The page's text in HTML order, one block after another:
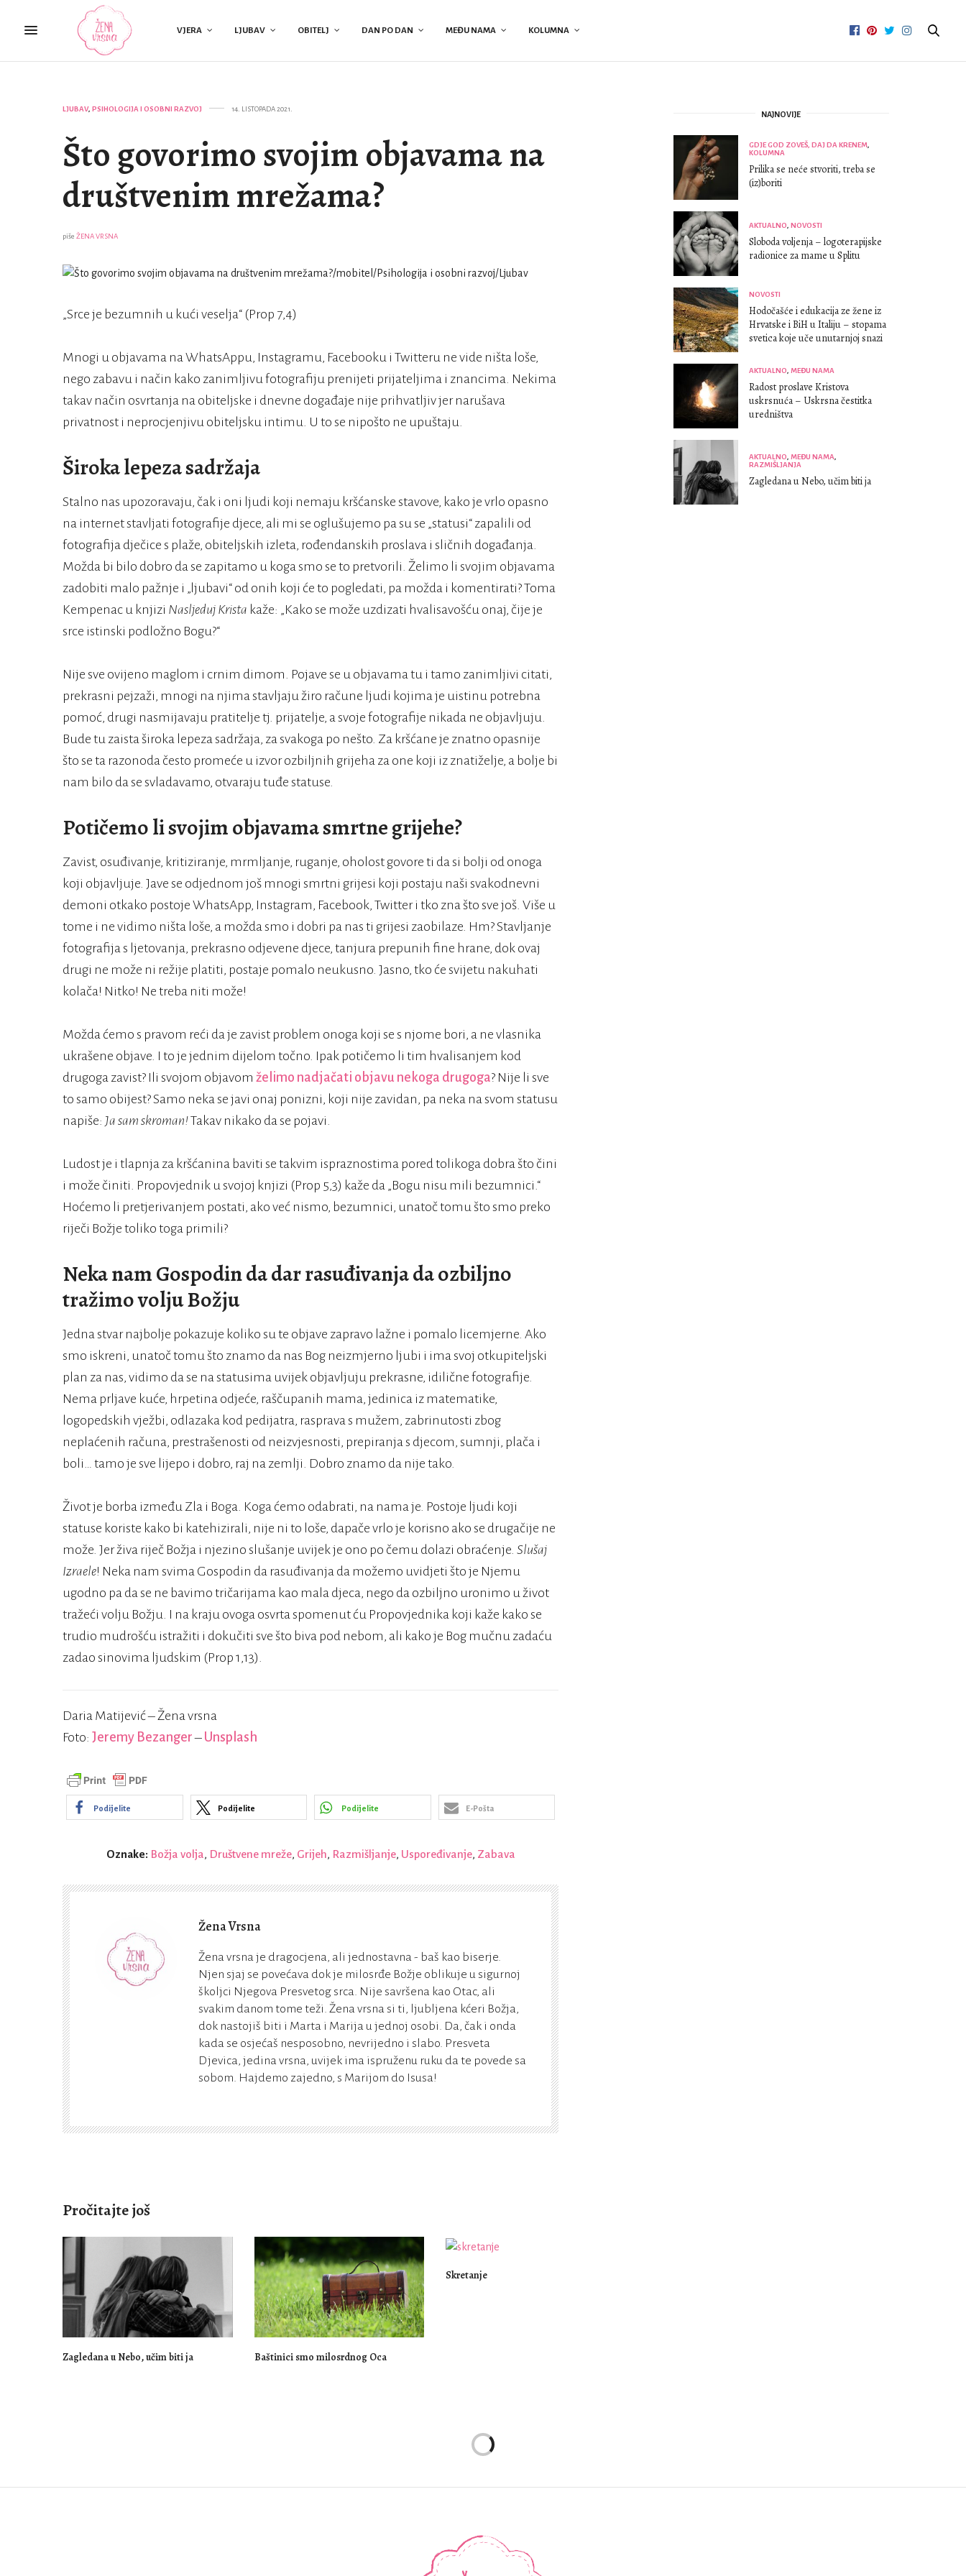
VJERA LJUBAV OBITELJ DAN PO DAN MEĐU NAMA KOLUMNA
LJUBAV, PSIHOLOGIJA I OSOBNI RAZVOJ 14. LISTOPADA 2021.
Što govorimo svojim objavama na
društvenim mrežama?
piše ŽENA VRSNA
„Srce je bezumnih u kući veselja“ (Prop 7,4)
Mnogi u objavama na WhatsAppu, Instagramu, Facebooku i Twitteru ne vide ništa loše,
nego zabavu i način kako zanimljivu fotografiju prenijeti prijateljima i znancima. Nekima
takav način osvrtanja na obiteljske i dnevne događaje nije prihvatljiv jer narušava
privatnost i neprocjenjivu obiteljsku intimu. U to se nipošto ne upuštaju.
Široka lepeza sadržaja
Stalno nas upozoravaju, čak i oni ljudi koji nemaju kršćanske stavove, kako je vrlo opasno
na internet stavljati fotografije djece, ali mi se oglušujemo pa su se „statusi“ zapalili od
fotografija dječice s plaže, obiteljskih izleta, rođendanskih proslava i sličnih događanja.
Možda bi bilo dobro da se zapitamo u koga smo se to pretvorili. Želimo li svojim objavama
zadobiti malo pažnje i „ljubavi“ od onih koji će to pogledati, pa možda i komentirati? Toma
Kempenac u knjizi Nasljeduj Krista kaže: „Kako se može uzdizati hvalisavošću onaj, čije je
srce istinski podložno Bogu?“
Nije sve ovijeno maglom i crnim dimom. Pojave se u objavama tu i tamo zanimljivi citati,
prekrasni pejzaži, mnogi na njima stavljaju žiro račune ljudi kojima je uistinu potrebna
pomoć, drugi nasmijavaju pratitelje tj. prijatelje, a svoje fotografije nikada ne objavljuju.
Bude tu zaista široka lepeza sadržaja, za svakoga po nešto. Za kršćane je znatno opasnije
što se ta razonoda često promeće u izvor ozbiljnih grijeha za one koji iz znatiželje, a bolje bi
nam bilo da se svladavamo, otvaraju tuđe statuse.
Potičemo li svojim objavama smrtne grijehe?
Zavist, osuđivanje, kritiziranje, mrmljanje, ruganje, oholost govore ti da si bolji od onoga
koji objavljuje. Jave se odjednom još mnogi smrtni grijesi koji postaju naši svakodnevni
demoni otkako postoje WhatsApp, Instagram, Facebook, Twitter i tko zna što sve još. Više u
tome i ne vidimo ništa loše, a možda smo i dobri pa nas ti grijesi zaobilaze. Hm? Stavljanje
fotografija s ljetovanja, prekrasno odjevene djece, tanjura prepunih fine hrane, dok ovaj
drugi ne može ni režije platiti, postaje pomalo neukusno. Jasno, tko će svijetu nakuhati
kolača! Nitko! Ne treba niti može!
Možda ćemo s pravom reći da je zavist problem onoga koji se s njome bori, a ne vlasnika
ukrašene objave. I to je jednim dijelom točno. Ipak potičemo li tim hvalisanjem kod
drugoga zavist? Ili svojom objavom želimo nadjačati objavu nekoga drugoga? Nije li sve
to samo obijest? Samo neka se javi onaj ponizni, koji nije zavidan, pa neka na svom statusu
napiše: Ja sam skroman!Takav nikako da se pojavi.
Ludost je i tlapnja za kršćanina baviti se takvim ispraznostima pored tolikoga dobra što čini
i može činiti. Propovjednik u svojoj knjizi (Prop 5,3) kaže da „Bogu nisu mili bezumnici.“
Hoćemo li pretjerivanjem postati, ako već nismo, bezumnici, unatoč tomu što smo preko
riječi Božje toliko toga primili?
Neka nam Gospodin da dar rasuđivanja da ozbiljno
tražimo volju Božju
Jedna stvar najbolje pokazuje koliko su te objave zapravo lažne i pomalo licemjerne. Ako
smo iskreni, unatoč tomu što znamo da nas Bog neizmjerno ljubi i ima svoj otkupiteljski
plan za nas, vidimo da se na statusima uvijek objavljuju prekrasne, idilične fotografije.
Nema prljave kuće, hrpetina odjeće, raščupanih mama, jedinica iz matematike,
logopedskih vježbi, odlazaka kod pedijatra, rasprava s mužem, zabrinutosti zbog
neplaćenih računa, prestrašenosti od neizvjesnosti, prepiranja s djecom, sumnji, plača i
boli… tamo je sve lijepo i dobro, raj na zemlji. Dobro znamo da nije tako.
Život je borba između Zla i Boga. Koga ćemo odabrati, na nama je. Postoje ljudi koji
statuse koriste kako bi katehizirali, nije ni to loše, dapače vrlo je korisno ako se drugačije ne
može. Jer živa riječ Božja i njezino slušanje uvijek je ono po čemu dolazi obraćenje. Slušaj
Izraele! Neka nam svima Gospodin da rasuđivanja da možemo uvidjeti što je Njemu
ugodno pa da se ne bavimo tričarijama kao mala djeca, nego da ozbiljno uronimo u život
tražeći volju Božju. I na kraju ovoga osvrta spomenut ću Propovjednika koji kaže kako se
trudio mudrošću istražiti i dokučiti sve što biva pod nebom, ali kako je Bog mučnu zadaću
zadao sinovima ljudskim (Prop 1,13).
Daria Matijević – Žena vrsna
Foto: Jeremy Bezanger– Unsplash
Podijelite Podijelite Podijelite E-Pošta
Oznake: Božja volja, Društvene mreže, Grijeh, Razmišljanje, Uspoređivanje, Zabava
Žena Vrsna
Žena vrsna je dragocjena, ali jednostavna - baš kao biserje.
Njen sjaj se povećava dok je milosrđe Božje oblikuje u sigurnoj
školjci Njegova Presvetog srca. Nije savršena kao Otac, ali
svakim danom tome teži. Žena vrsna si ti, ljubljena kćeri Božja,
dok nastojiš biti i Marta i Marija u jednoj osobi. Da, čak i onda
kada se osjećaš nesposobno, nevrijedno i slabo. Presveta
Djevica, jedina vrsna, uvijek ima ispruženu ruku da te povede sa
sobom. Hajdemo zajedno, s Marijom do Isusa!
Pročitajte još
Zagledana u Nebo, učim biti ja Baštinici smo milosrdnog Oca
Skretanje
NAJNOVIJE
GDJE GOD ZOVEŠ, DAJ DA KRENEM,
KOLUMNA
Prilika se neće stvoriti, treba se
(iz)boriti
AKTUALNO, NOVOSTI
Sloboda voljenja – logoterapijske
radionice za mame u Splitu
NOVOSTI
Hodočašće i edukacija ze žene iz
Hrvatske i BiH u Italiju – stopama
svetica koje uče unutarnjoj snazi
AKTUALNO, MEĐU NAMA
Radost proslave Kristova
uskrsnuća – Uskrsna čestitka
uredništva
AKTUALNO, MEĐU NAMA,
RAZMIŠLJANJA
Zagledana u Nebo, učim biti ja